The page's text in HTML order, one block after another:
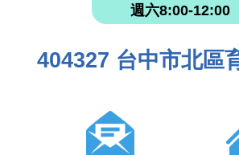
週六8:00-12:00
404327 台中市北區